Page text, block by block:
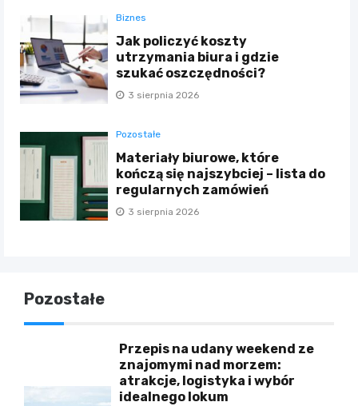
Biznes
Jak policzyć koszty
utrzymania biura i gdzie
szukać oszczędności?
3 sierpnia 2026
Pozostałe
Materiały biurowe, które
kończą się najszybciej – lista do
regularnych zamówień
3 sierpnia 2026
Pozostałe
Przepis na udany weekend ze
znajomymi nad morzem:
atrakcje, logistyka i wybór
idealnego lokum